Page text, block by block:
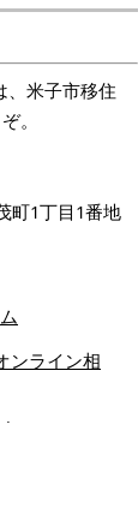
、米子市移住
。
町1丁目1番地
ンライン相